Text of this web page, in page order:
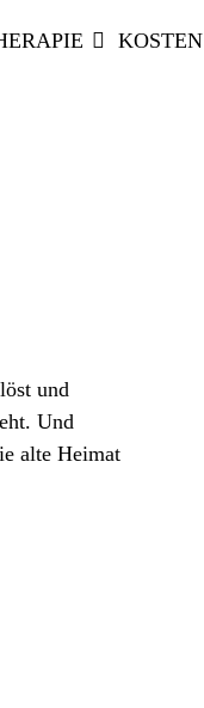
KOSTEN
und
Und
alte Heimat